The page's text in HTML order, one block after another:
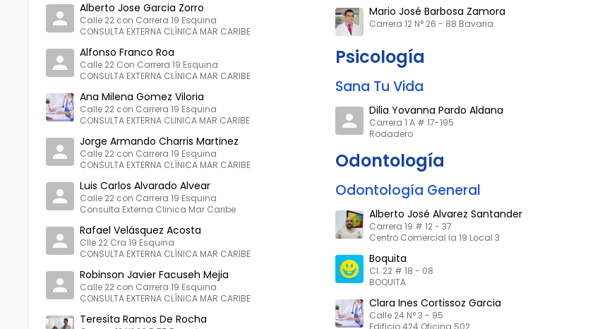
Alberto Jose Garcia Zorro
Calle 22 con Carrera 19 Esquina
CONSULTA EXTERNA CLÍNICA MAR CARIBE
Alfonso Franco Roa
Calle 22 Con Carrera 19 Esquina
CONSULTA EXTERNA CLÍNICA MAR CARIBE
Ana Milena Gomez Viloria
Calle 22 con Carrera 19 Esquina
CONSULTA EXTERNA CLINICA MAR CARIBE
Jorge Armando Charris Martinez
Calle 22 con Carrera 19 Esquina
CONSULTA EXTERNA CLÍNICA MAR CARIBE
Luis Carlos Alvarado Alvear
Calle 22 con Carrera 19 Esquina
Consulta Externa Clinica Mar Caribe
Rafael Velásquez Acosta
Clle 22 Cra 19 Esquina
CONSULTA EXTERNA CLÍNICA MAR CARIBE
Robinson Javier Facuseh Mejia
Calle 22 con Carrera 19 Esquina
CONSULTA EXTERNA CLÍNICA MAR CARIBE
Teresita Ramos De Rocha
Mario José Barbosa Zamora
Carrera 12 N° 26 - 88 Bavaria
Psicología
Sana Tu Vida
Dilia Yovanna Pardo Aldana
Carrera 1 A # 17-195
Rodadero
Odontología
Odontología General
Alberto José Alvarez Santander
Carrera 19 # 12 - 37
Centro Comercial la 19 Local 3
Boquita
Cl. 22 # 18 - 08
BOQUITA
Clara Ines Cortissoz Garcia
Calle 24 N° 3 - 95
Edificio 424 Oficina 502